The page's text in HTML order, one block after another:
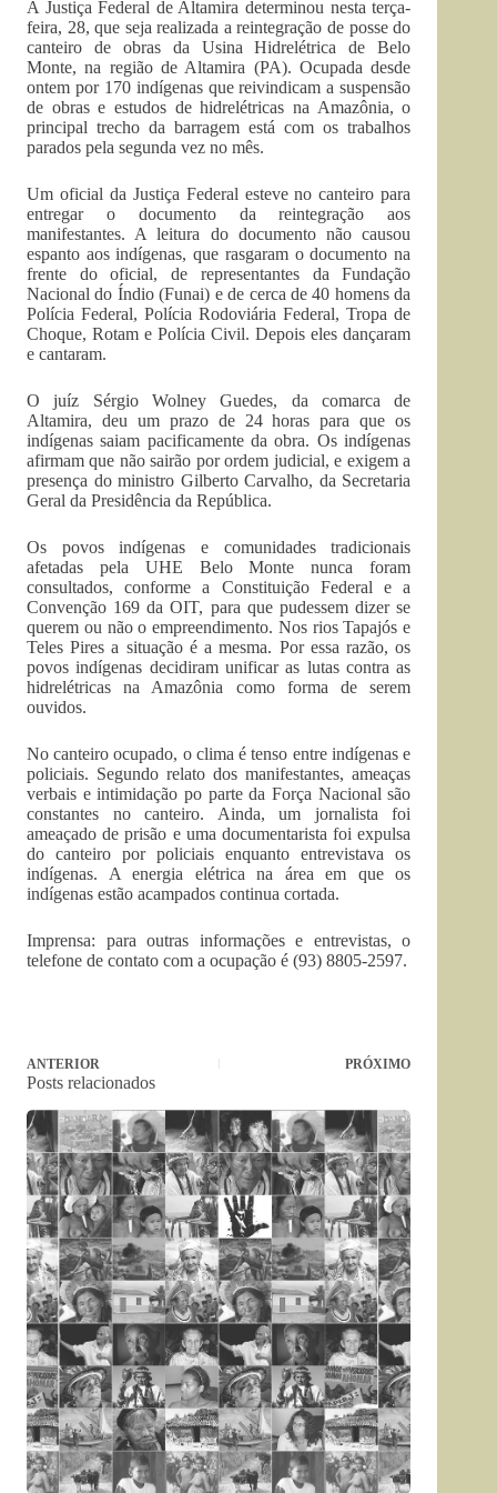
A Justiça Federal de Altamira determinou nesta terça-
feira, 28, que seja realizada a reintegração de posse do
canteiro de obras da Usina Hidrelétrica de Belo
Monte, na região de Altamira (PA). Ocupada desde
ontem por 170 indígenas que reivindicam a suspensão
de obras e estudos de hidrelétricas na Amazônia, o
principal trecho da barragem está com os trabalhos
parados pela segunda vez no mês.
Um oficial da Justiça Federal esteve no canteiro para
entregar o documento da reintegração aos
manifestantes. A leitura do documento não causou
espanto aos indígenas, que rasgaram o documento na
frente do oficial, de representantes da Fundação
Nacional do Índio (Funai) e de cerca de 40 homens da
Polícia Federal, Polícia Rodoviária Federal, Tropa de
Choque, Rotam e Polícia Civil. Depois eles dançaram
e cantaram.
O juíz Sérgio Wolney Guedes, da comarca de
Altamira, deu um prazo de 24 horas para que os
indígenas saiam pacificamente da obra. Os indígenas
afirmam que não sairão por ordem judicial, e exigem a
presença do ministro Gilberto Carvalho, da Secretaria
Geral da Presidência da República.
Os povos indígenas e comunidades tradicionais
afetadas pela UHE Belo Monte nunca foram
consultados, conforme a Constituição Federal e a
Convenção 169 da OIT, para que pudessem dizer se
querem ou não o empreendimento. Nos rios Tapajós e
Teles Pires a situação é a mesma. Por essa razão, os
povos indígenas decidiram unificar as lutas contra as
hidrelétricas na Amazônia como forma de serem
ouvidos.
No canteiro ocupado, o clima é tenso entre indígenas e
policiais. Segundo relato dos manifestantes, ameaças
verbais e intimidação po parte da Força Nacional são
constantes no canteiro. Ainda, um jornalista foi
ameaçado de prisão e uma documentarista foi expulsa
do canteiro por policiais enquanto entrevistava os
indígenas. A energia elétrica na área em que os
indígenas estão acampados continua cortada.
Imprensa: para outras informações e entrevistas, o
telefone de contato com a ocupação é (93) 8805-2597.
ANTERIOR PRÓXIMO
Posts relacionados